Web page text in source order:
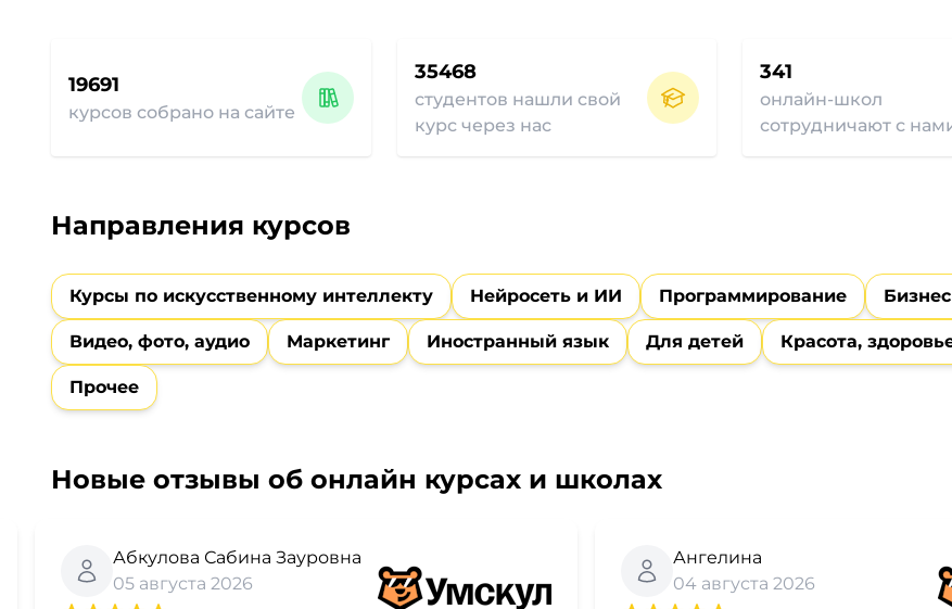
19691
курсов собрано на сайте
35468
студентов нашли свой
курс через нас
341
онлайн-школ
сотрудничают с
Направления курсов
Курсы по искусственному интеллекту Нейросеть и ИИ Программирование
Видео, фото, аудио Маркетинг Иностранный язык Для детей Красота,
Прочее
Новые отзывы об онлайн курсах и школах
Абкулова Сабина Зауровна
05 августа 2026
Ангелина
04 августа 2026